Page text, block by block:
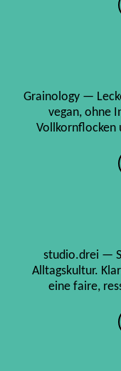
Grainology —
vegan, ohne
Vollkornflocken
studio.drei —
Alltagskultur.
eine faire,